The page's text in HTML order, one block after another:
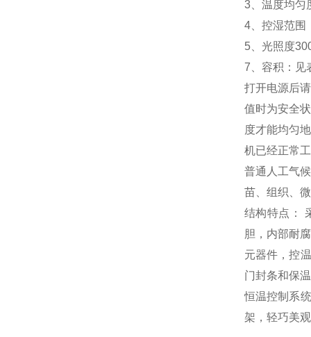
3、温度均
4、控湿范围
5、光照度
7、容积：见
打开电源后
值时为安全
度才能均匀
机已经正常
普通人工气
苗、组织、
结构特点：
胆，内部耐
元器件，控
门封条和保
恒温控制系
架，轻巧美